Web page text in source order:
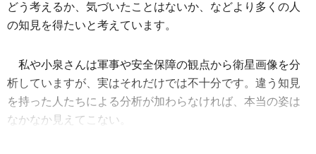
どう考えるか、気づいたことはないか、などより多くの人
の知見を得たいと考えています。
私や小泉さんは軍事や安全保障の観点から衛星画像を分
析していますが、実はそれだけでは不十分です。違う知見
を持った人たちによる分析が加わらなければ、本当の姿は
なかなか見えてこない。